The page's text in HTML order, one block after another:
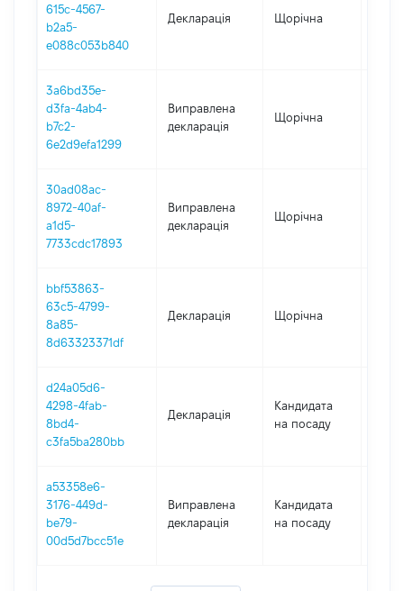
615c-4567-
b2a5-
e088c053b840
Декларація Щорічна
3a6bd35e-
d3fa-4ab4-
b7c2-
6e2d9efa1299
Виправлена
декларація
Щорічна
30ad08ac-
8972-40af-
a1d5-
7733cdc17893
Виправлена
декларація
Щорічна
bbf53863-
63c5-4799-
8a85-
8d63323371df
Декларація Щорічна
d24a05d6-
4298-4fab-
8bd4-
c3fa5ba280bb
Декларація
Кандидата
на посаду
a53358e6-
3176-449d-
be79-
00d5d7bcc51e
Виправлена
декларація
Кандидата
на посаду